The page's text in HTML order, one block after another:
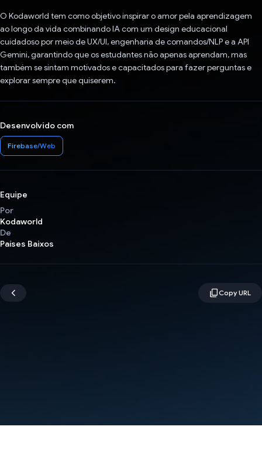
O Kodaworld tem como objetivo inspirar o amor pela aprendizagem
ao longo da vida combinando IA com um design educacional
cuidadoso por meio de UX/UI, engenharia de comandos/NLP e a API
Gemini, garantindo que os estudantes não apenas aprendam, mas
também se sintam motivados e capacitados para fazer perguntas e
explorar sempre que quiserem.
Desenvolvido com
Firebase/Web
Equipe
Por
Kodaworld
De
Países Baixos